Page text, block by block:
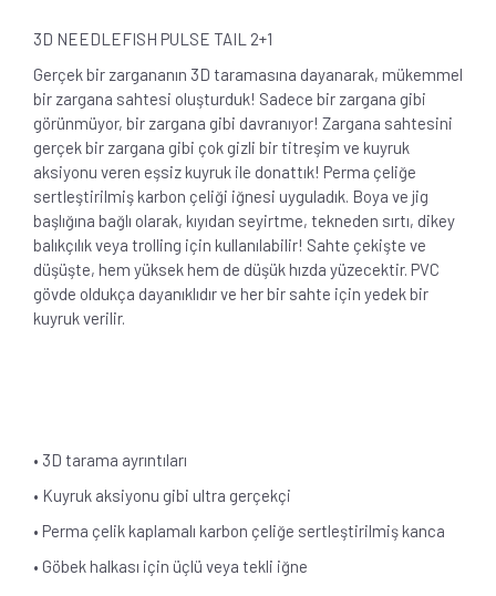
3D NEEDLEFISH PULSE TAIL 2+1
Gerçek bir zargananın 3D taramasına dayanarak, mükemmel
bir zargana sahtesi oluşturduk! Sadece bir zargana gibi
görünmüyor, bir zargana gibi davranıyor! Zargana sahtesini
gerçek bir zargana gibi çok gizli bir titreşim ve kuyruk
aksiyonu veren eşsiz kuyruk ile donattık! Perma çeliğe
sertleştirilmiş karbon çeliği iğnesi uyguladık. Boya ve jig
başlığına bağlı olarak, kıyıdan seyirtme, tekneden sırtı, dikey
balıkçılık veya trolling için kullanılabilir! Sahte çekişte ve
düşüşte, hem yüksek hem de düşük hızda yüzecektir. PVC
gövde oldukça dayanıklıdır ve her bir sahte için yedek bir
kuyruk verilir.
• 3D tarama ayrıntıları
• Kuyruk aksiyonu gibi ultra gerçekçi
• Perma çelik kaplamalı karbon çeliğe sertleştirilmiş kanca
• Göbek halkası için üçlü veya tekli iğne